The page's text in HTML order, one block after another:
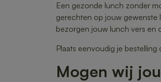
Een gezonde lunch zonder
gerechten op jouw gewenste
bezorgen jouw lunch vers en
Plaats eenvoudig je bestelling
Mogen wij